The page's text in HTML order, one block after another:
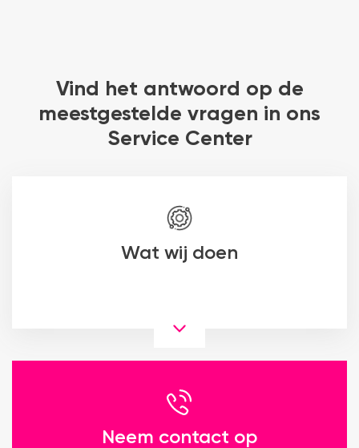
Vind het antwoord op de
meestgestelde vragen in ons
Service Center
Wat wij doen
Neem contact op